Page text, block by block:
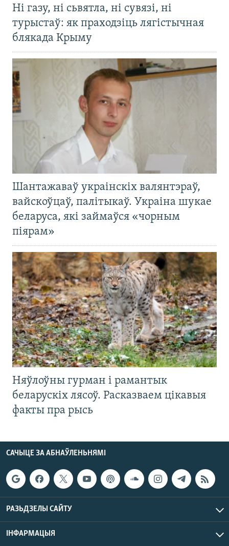
Ні газу, ні сьвятла, ні сувязі, ні
турыстаў: як праходзіць лягістычная
блякада Крыму
Шантажаваў украінскіх валянтэраў,
вайскоўцаў, палітыкаў. Украіна шукае
беларуса, які займаўся «чорным
піярам»
Няўлоўны гурман і рамантык
беларускіх лясоў. Расказваем цікавыя
факты пра рысь
САЧЫЦЕ ЗА АБНАЎЛЕНЬНЯМІ
РАЗЬДЗЕЛЫ САЙТУ
ІНФАРМАЦЫЯ